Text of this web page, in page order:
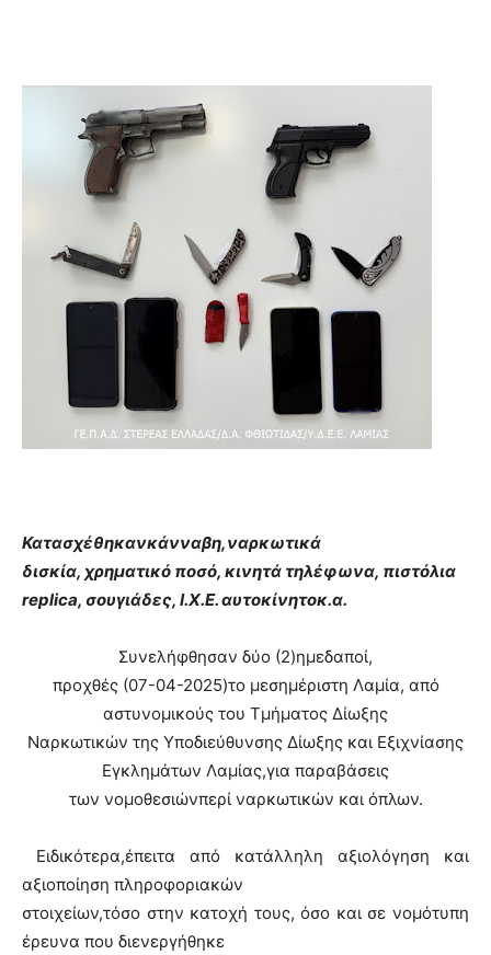
Κατασχέθηκανκάνναβη,ναρκωτικά
δισκία, χρηματικό ποσό, κινητά τηλέφωνα, πιστόλια
replica, σουγιάδες, Ι.Χ.Ε. αυτοκίνητοκ.α.
Συνελήφθησαν δύο (2)ημεδαποί,
προχθές (07-04-2025)το μεσημέριστη Λαμία, από
αστυνομικούς του Τμήματος Δίωξης
Ναρκωτικών της Υποδιεύθυνσης Δίωξης και Εξιχνίασης
Εγκλημάτων Λαμίας,για παραβάσεις
των νομοθεσιώνπερί ναρκωτικών και όπλων.
Ειδικότερα,έπειτα από κατάλληλη αξιολόγηση και
αξιοποίηση πληροφοριακών
στοιχείων,τόσο στην κατοχή τους, όσο και σε νομότυπη
έρευνα που διενεργήθηκε